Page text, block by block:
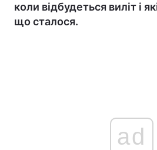
коли відбудеться виліт і
що сталося.
ad